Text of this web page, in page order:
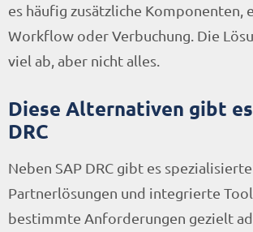
es häufig zusätzliche Komponenten,
Workflow oder Verbuchung. Die
viel ab, aber nicht alles.
Diese Alternativen gibt es
DRC
Neben SAP DRC gibt es spezialisierte
Partnerlösungen und integrierte
bestimmte Anforderungen gezielt